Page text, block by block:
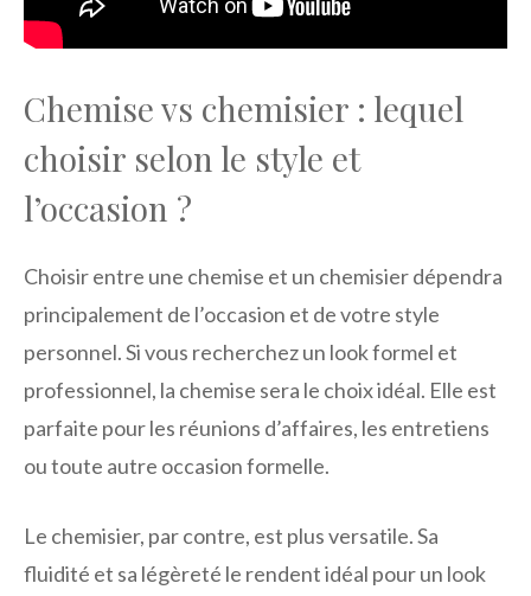
Chemise vs chemisier : lequel
choisir selon le style et
l’occasion ?
Choisir entre une chemise et un chemisier dépendra
principalement de l’occasion et de votre style
personnel. Si vous recherchez un look formel et
professionnel, la chemise sera le choix idéal. Elle est
parfaite pour les réunions d’affaires, les entretiens
ou toute autre occasion formelle.
Le chemisier, par contre, est plus versatile. Sa
fluidité et sa légèreté le rendent idéal pour un look